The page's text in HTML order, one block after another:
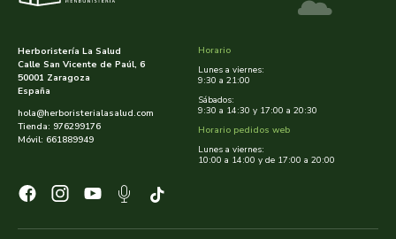
Herboristería La Salud
Calle San Vicente de Paúl, 6
50001 Zaragoza
España
hola@herboristerialasalud.com
Tienda: 976299176
Móvil: 661889949
Horario
Lunes a viernes:
9:30 a 21:00
Sábados:
9:30 a 14:30 y 17:00 a 20:30
Horario pedidos web
Lunes a viernes:
10:00 a 14:00 y de 17:00 a 20:00
designs for health
diego camaras- lotero
dietisa